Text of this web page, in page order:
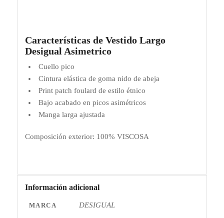
Características de Vestido Largo
Desigual Asimetrico
Cuello pico
Cintura elástica de goma nido de abeja
Print patch foulard de estilo étnico
Bajo acabado en picos asimétricos
Manga larga ajustada
Composición exterior: 100% VISCOSA
Información adicional
MARCA DESIGUAL